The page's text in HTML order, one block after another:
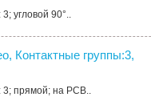
угловой 90°..
Контактные группы:3,
прямой; на PCB..